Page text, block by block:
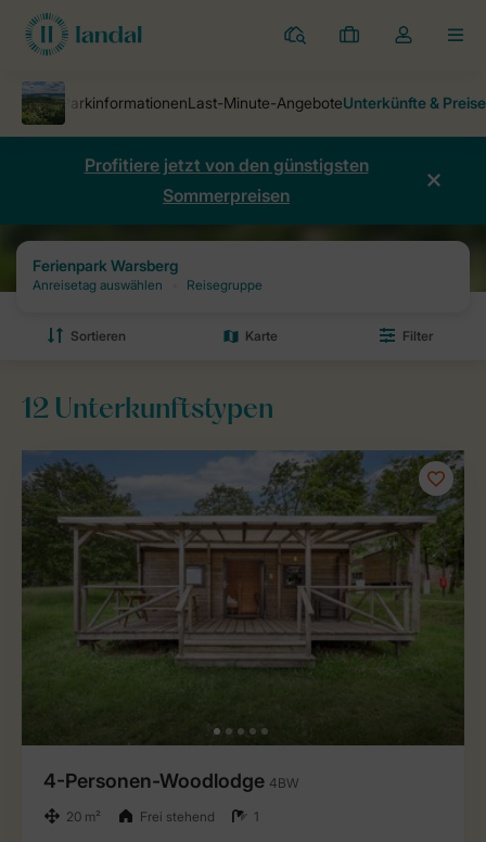
Ferienparks
Meine
Dropdown-
meines
öffnen
Profitiere jetzt von den günstigsten
Sommerpreisen
Ferienparks Ferienpark Warsberg